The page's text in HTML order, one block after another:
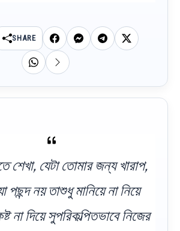
SHARE
শেখা, যেটা তোমার জন্য খারাপ,
পছন্দ নয় তাশুধু মানিয়ে না নিয়ে
না দিয়ে সুপরিকল্পিতভাবে নিজের